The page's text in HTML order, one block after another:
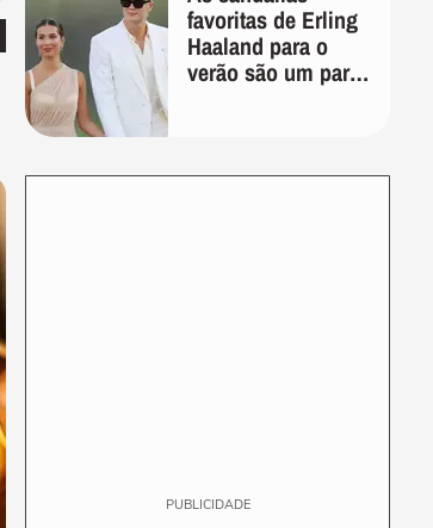
favoritas de Erling
Haaland para o
verão são um par
banho quanto em
PUBLICIDADE